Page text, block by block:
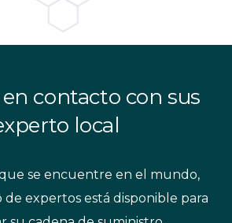
contacto con sus
local
se encuentre en el mundo,
expertos está disponible para